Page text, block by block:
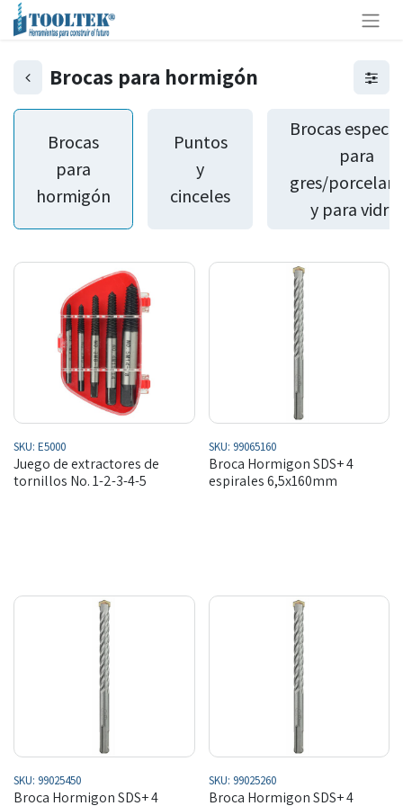
Brocas para hormigón
Brocas
para
hormigón
Puntos
y
cinceles
Brocas
para
gres/
y para vidrio
SKU: E5000
Juego de extractores de
tornillos No. 1-2-3-4-5
SKU: 99065160
Broca Hormigon SDS+ 4
espirales 6,5x160mm
SKU: 99025450
Broca Hormigon SDS+ 4
SKU: 99025260
Broca Hormigon SDS+ 4